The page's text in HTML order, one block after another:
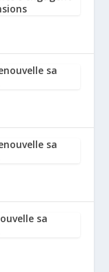
sa
sa
sa